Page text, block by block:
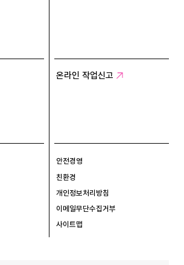
온라인 작업신고
안전경영
친환경
개인정보처리방침
이메일무단수집거부
사이트맵